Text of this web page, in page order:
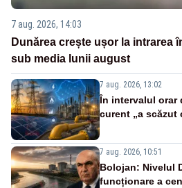
7 aug. 2026, 14:03
Dunărea crește ușor la intrarea
sub media lunii august
7 aug. 2026, 13:02
În intervalul orar
curent „a scăzut
7 aug. 2026, 10:51
Bolojan: Nivelul
funcționare a